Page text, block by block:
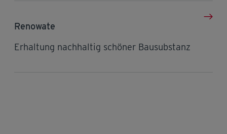
Renowate
Erhaltung nachhaltig schöner Bausubstanz